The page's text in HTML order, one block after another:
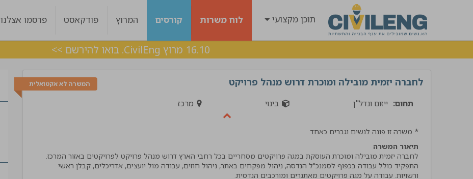
תוכן מקצועי לוח משרות קורסים המרוץ פודקאסט פרסמו אצלנו
16.10 מרוץ CivilEng. בואו להירשם >>
המשרה לא אקטואלית לחברה יזמית מובילה ומוכרת דרוש מנהל פרויקט
תחום: ייזום ונדל"ן בינוי מרכז
* משרה זו פונה לנשים וגברים כאחד.
תיאור המשרה
התפקיד כולל עבודה בכפוף לסמנכ"ל הנדסה, ניהול מפקחים באתר, ניהול חוזים, עבודה מול יועצים, אדריכלים, קבלן ראשי